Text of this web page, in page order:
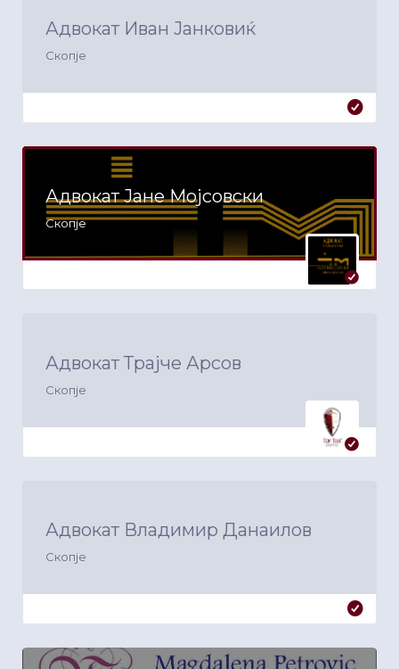
Адвокат Иван Јанковиќ
Скопје
Адвокат Јане Мојсовски
Скопје
Адвокат Трајче Арсов
Скопје
Адвокат Владимир Данаилов
Скопје